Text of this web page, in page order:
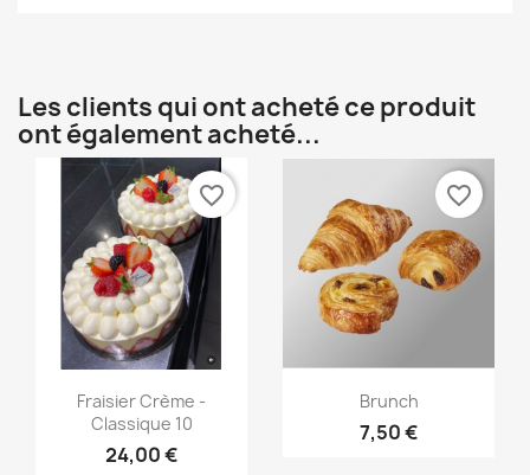
Les clients qui ont acheté ce produit
ont également acheté...
Aperçu rapide
Fraisier Crème -
Classique 10
24,00 €
favorite_border
Aperçu rapide
Brunch
7,50 €
favorite_border